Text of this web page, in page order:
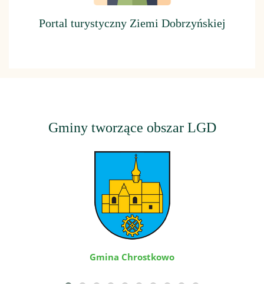
Portal turystyczny Ziemi Dobrzyńskiej
Gminy tworzące obszar LGD
Gmina Chrostkowo